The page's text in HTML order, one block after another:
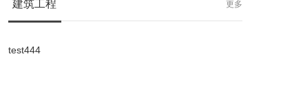
建筑工程 更多
test444